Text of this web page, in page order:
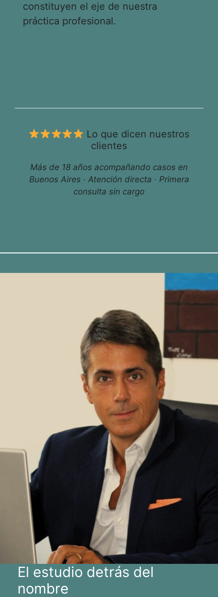
constituyen el eje de nuestra
práctica profesional.
Lo que dicen nuestros
clientes
Más de 18 años acompañando casos en
Buenos Aires · Atención directa · Primera
consulta sin cargo
El estudio detrás del
nombre